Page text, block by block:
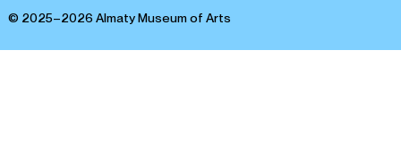
© 2025–2026 Almaty Museum of Arts